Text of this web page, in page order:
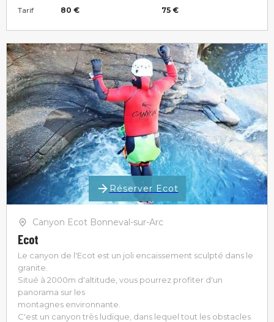
Eaux Vives
Junior
Sports & Loisirs
Tarif 80 € 75 €
Réserver Ecot
Canyon Ecot Bonneval-sur-Arc
Ecot
Le canyon de l'Ecot est un joli encaissement sculpté dans le
granite.
Situé à 2000m d'altitude, vous pourrez profiter d'un
panorama sur les
montagnes environnante.
C'est un canyon très ludique, dans lequel tout les obstacles